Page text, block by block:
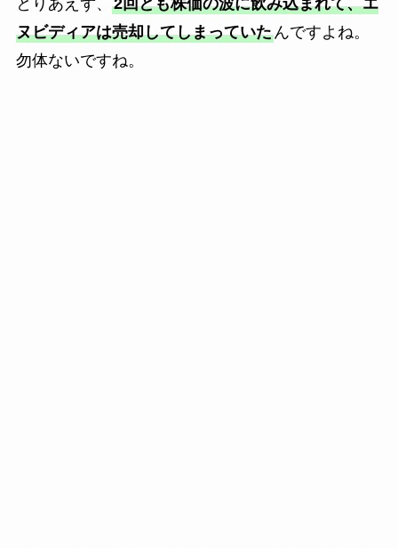
ヌビディアは売却してしまっていたんですよね。
勿体ないですね。